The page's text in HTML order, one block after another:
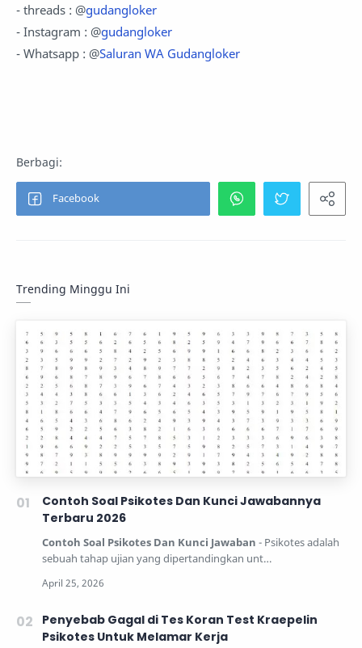
- threads : @gudangloker
- Instagram : @gudangloker
- Whatsapp : @Saluran WA Gudangloker
Trending Minggu Ini
Contoh Soal Psikotes Dan Kunci Jawabannya
Terbaru 2026
Contoh Soal Psikotes Dan Kunci Jawaban - Psikotes adalah
sebuah tahap ujian yang dipertandingkan unt…
Penyebab Gagal di Tes Koran Test Kraepelin
Psikotes Untuk Melamar Kerja